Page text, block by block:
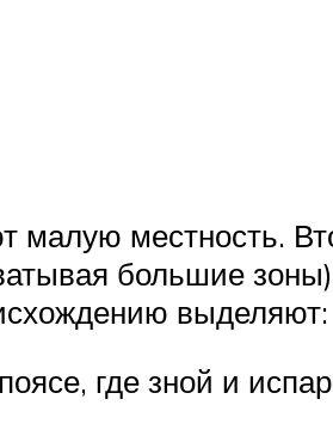
малую местность.
большие
выделяют:
где зной и